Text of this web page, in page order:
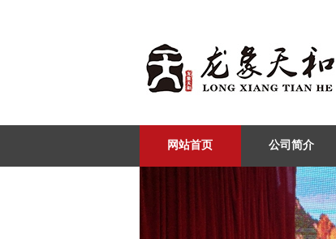
网站首页 公司简介